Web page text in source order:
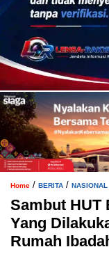
Home / BERITA / NASIONAL
Sambut HUT
Yang
Rumah